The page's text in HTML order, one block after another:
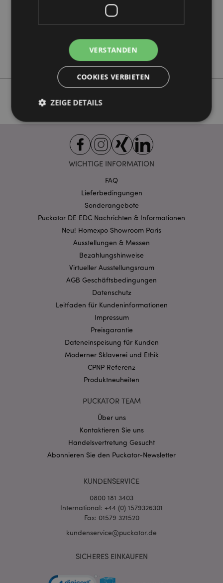
Capybara
WICHTIGE INFORMATION
FAQ
Lieferbedingungen
Sonderangebote
Puckator DE EDC Nachrichten & Informationen
Neu! Homexpo Showroom Paris
Ausstellungen & Messen
Bezahlungshinweise
Virtueller Ausstellungsraum
AGB Geschäftsbedingungen
Datenschutz
Leitfaden für Kundeninformationen
Impressum
Preisgarantie
Dateneinspeisung für Kunden
Moderner Sklaverei und Ethik
CPNP Referenz
Produktneuheiten
PUCKATOR TEAM
Über uns
Kontaktieren Sie uns
Handelsvertretung Gesucht
Abonnieren Sie den Puckator-Newsletter
KUNDENSERVICE
0800 181 3403
International: +44 (0) 1579326301
Fax: 01579 321520
kundenservice@puckator.de
SICHERES EINKAUFEN
VERSTANDEN
COOKIES VERBIETEN
ZEIGE DETAILS
Unbedingt notwendige
Leistungs
Ausrichten
Funktions
Kernfunktionen der Website wie die
Benutzeranmeldung und die Kontoverwaltung.
Ohne unbedingt notwendige cookies kann die
Website nicht richtig genutzt werden.
Provider/
Domain
CookieScriptConsent
mage-cache-storage-section-
mage-messages
Datenschutzbestimmungen von Google